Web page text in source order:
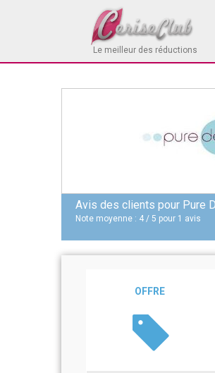
Le meilleur des réductions
Avis des clients pour Pure
Note moyenne : 4 / 5 pour 1 avis
OFFRE